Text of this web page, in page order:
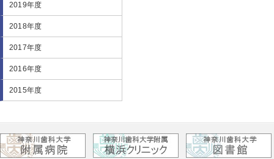
2019年度
2018年度
2017年度
2016年度
2015年度